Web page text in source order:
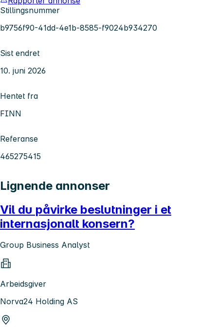
Stillingsnummer
b9756f90-41dd-4e1b-8585-f9024b934270
Sist endret
10. juni 2026
Hentet fra
FINN
Referanse
465275415
Lignende annonser
Vil du påvirke beslutninger i et
internasjonalt konsern?
Group Business Analyst
Arbeidsgiver
Norva24 Holding AS